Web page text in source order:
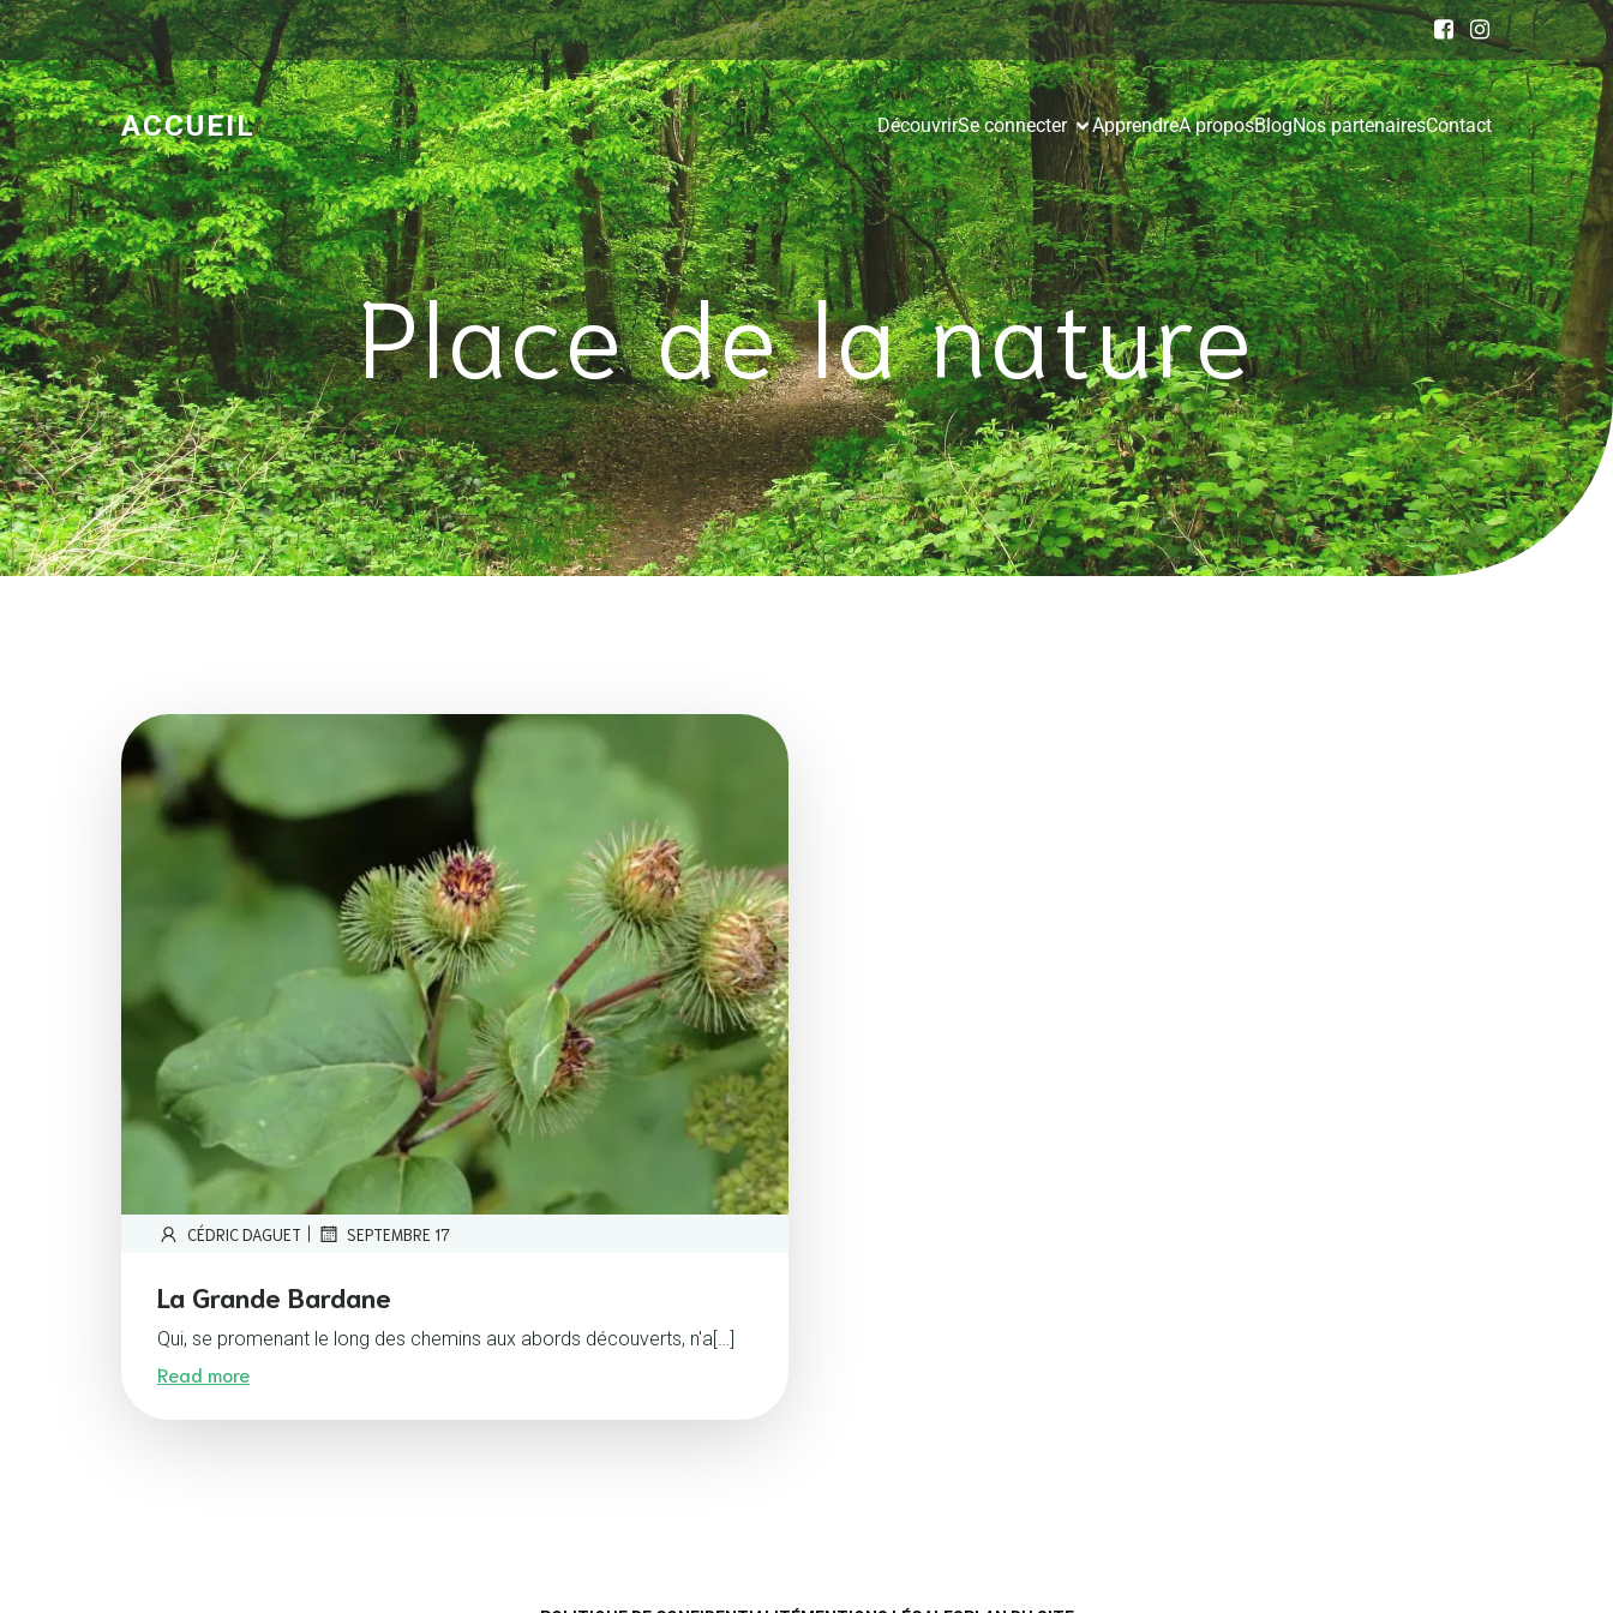
ACCUEIL DécouvrirSe connecter ApprendreA proposBlogNos partenairesContact
Place de la nature
CÉDRIC DAGUET | SEPTEMBRE 17
La Grande Bardane
Qui, se promenant le long des chemins aux abords découverts, n'a[…]
Read more